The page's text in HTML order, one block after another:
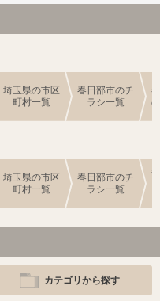
埼玉県の市区
町村一覧
春日部市のチ
ラシ一覧
埼玉県の市区
町村一覧
春日部市のチ
ラシ一覧
カテゴリから探す